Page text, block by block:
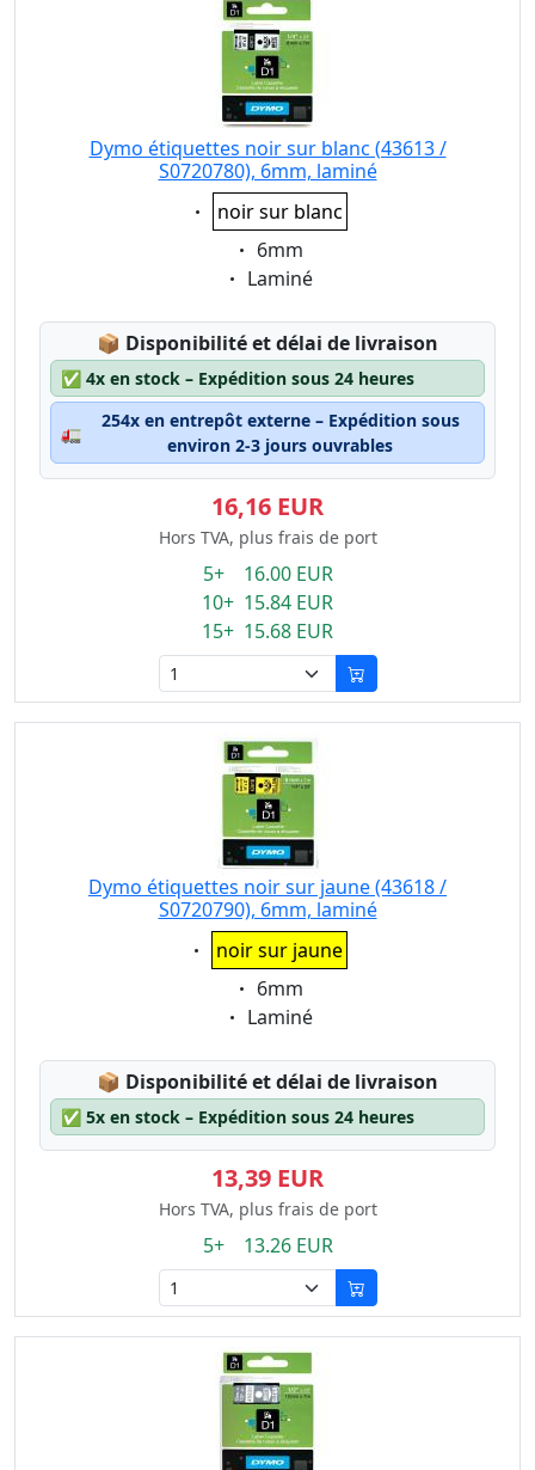
Dymo étiquettes noir sur blanc (43613 /
S0720780), 6mm, laminé
Eigenschaft:
noir sur blanc
Eigenschaft:
6mm
Eigenschaft:
Laminé
📦 Lagerstatus:
Disponibilité et délai de livraison
✅ 4x en stock – Expédition sous 24 heures
🚛
254x en entrepôt externe – Expédition sous
environ 2-3 jours ouvrables
16,16 EUR
Hors TVA, plus frais de port
5+ 16.00 EUR
10+ 15.84 EUR
15+ 15.68 EUR
Dymo étiquettes noir sur jaune (43618 /
S0720790), 6mm, laminé
Eigenschaft:
noir sur jaune
Eigenschaft:
6mm
Eigenschaft:
Laminé
📦 Lagerstatus:
Disponibilité et délai de livraison
✅ 5x en stock – Expédition sous 24 heures
13,39 EUR
Hors TVA, plus frais de port
5+ 13.26 EUR